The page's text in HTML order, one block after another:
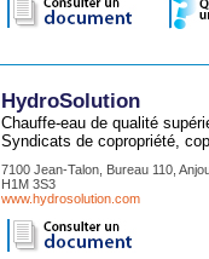
HydroSolution
Chauffe-eau de qualité
Syndicats de copropriété,
7100 Jean-Talon, Bureau 110,
H1M 3S3
www.hydrosolution.com